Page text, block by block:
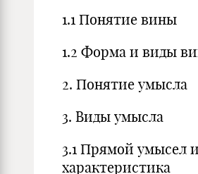
1.1 Понятие вины
1.2 Форма и виды
2. Понятие умысла
3. Виды умысла
3.1 Прямой умысел
характеристика